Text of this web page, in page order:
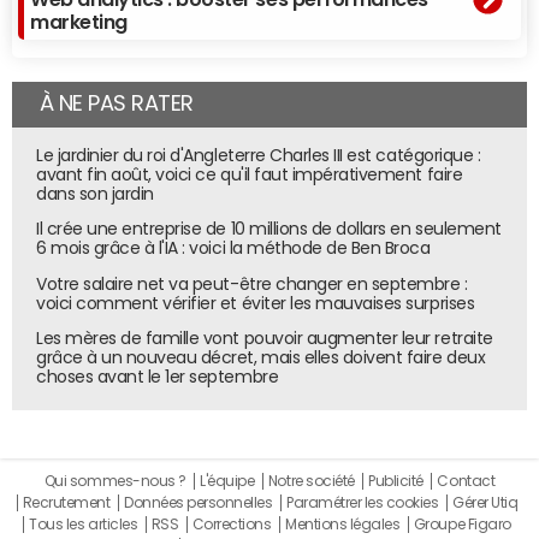
l'objectif à atteindre", constate
générations d'images jusqu'au résultat qui vous inspire. Ne
centaines."
Le directeur créatif de l'agence américaine de storytelling
The Bestiary Chronicles, la première BD créée
entièrement à partir d'une IA générative, en l'occurence
Mindjourney. Combinant fantastique, fantaisie et science-
fiction, cette odyssée se découpe en quatre parties :
Summer Island,Exodus,The LessonetThe Letter Home
la fois réalistes, précis, mais également cohérents en
sensible et rompu à l'exercice.
Etudier les data sets d'entrainement
marketing
À NE PAS RATER
Le jardinier du roi d'Angleterre Charles III est catégorique :
avant fin août, voici ce qu'il faut impérativement faire
dans son jardin
Il crée une entreprise de 10 millions de dollars en seulement
6 mois grâce à l'IA : voici la méthode de Ben Broca
Votre salaire net va peut-être changer en septembre :
voici comment vérifier et éviter les mauvaises surprises
Les mères de famille vont pouvoir augmenter leur retraite
grâce à un nouveau décret, mais elles doivent faire deux
choses avant le 1er septembre
Qui sommes-nous ? L'équipe Notre société Publicité
Contact
Recrutement
Données personnelles Paramétrer les cookies
Gérer Utiq
Tous les articles
RSS Corrections Mentions légales
Groupe Figaro